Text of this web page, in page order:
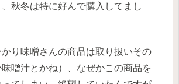
秋冬は特に好んで購入してまし
り味噌さんの商品は取り扱いその
噌汁とかね）、なぜかこの商品を